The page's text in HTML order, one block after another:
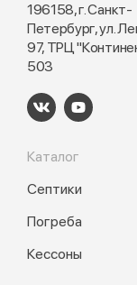
196158, г. Санкт-
Петербург, ул.
97, ТРЦ
503
Каталог
Септики
Погреба
Кессоны